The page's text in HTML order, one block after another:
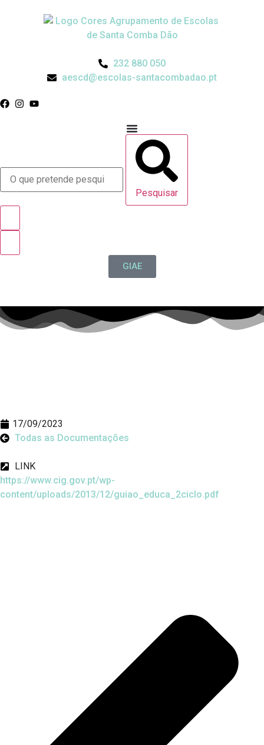
232 880 050
aescd@escolas-santacombadao.pt
Pesquisar
GIAE
17/09/2023
Todas as Documentações
LINK
https://www.cig.gov.pt/wp-
content/uploads/2013/12/guiao_educa_2ciclo.pdf